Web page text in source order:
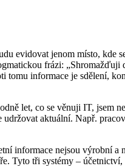
evidovat jenom místo, kde
frázi: „Shromažďuji
tomu informace je sdělení,
let, co se věnuji IT, jsem
aktuální. Např.
informace nejsou výrobní a
Tyto tři systémy –